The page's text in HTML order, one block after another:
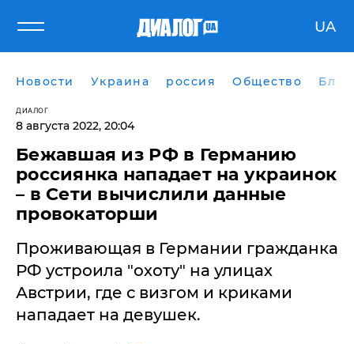
UA
Новости Украина россия Общество
ДИАЛОГ
8 августа 2022, 20:04
Бежавшая из РФ в Германию
россиянка нападает на украинок
– в Сети вычислили данные
провокаторши
Проживающая в Германии гражданка
РФ устроила "охоту" на улицах
Австрии, где с визгом и криками
нападает на девушек.